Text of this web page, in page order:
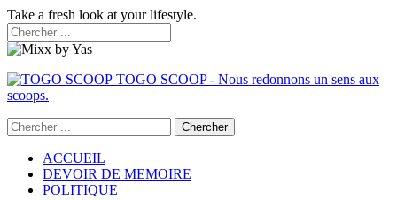
Take a fresh look at your lifestyle.
TOGO SCOOP - Nous redonnons un sens aux
scoops.
ACCUEIL
DEVOIR DE MEMOIRE
POLITIQUE